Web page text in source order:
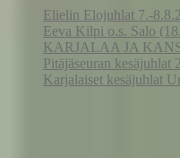
Elielin Elojuhlat 7.-
Eeva Kilpi o.s. Salo
KARJALAA JA
Pitäjäseuran kesäjuhlat
Karjalaiset kesäjuhlat